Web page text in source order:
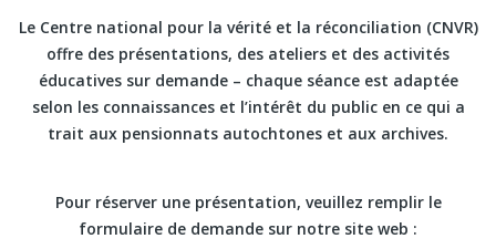
Le Centre national pour la vérité et la réconciliation (CNVR)
offre des présentations, des ateliers et des activités
éducatives sur demande – chaque séance est adaptée
selon les connaissances et l’intérêt du public en ce qui a
trait aux pensionnats autochtones et aux archives.
Pour réserver une présentation, veuillez remplir le
formulaire de demande sur notre site web :